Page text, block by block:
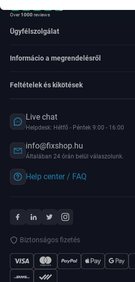
Over1000reviews
Ügyfélszolgálat
Informácio a megrendelésről
Feltételek és kikötések
Live chat
Helpdesk: Hétfő - Péntek 9:00 - 16:00
info@fixshop.hu
Általában 24 órán belül válaszolunk.
Help center / FAQ
Biztonságos fizetés